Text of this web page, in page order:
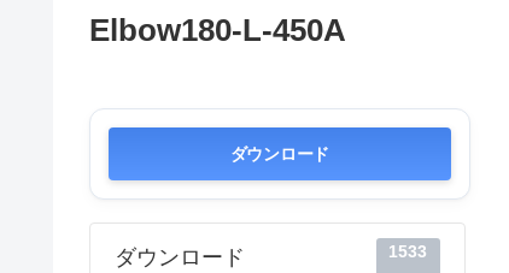
Elbow180-L-450A
ダウンロード
ダウンロード 1533